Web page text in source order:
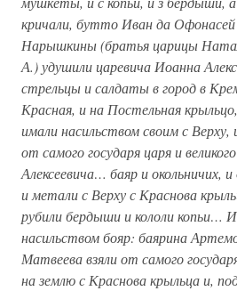
кричали, бутто Иван да
Нарышкины (братья царицы
А.) удушили царевича Иоанна
стрельцы и салдаты в город в
Красная, и на Постельная
имали насильством своим с Верху,
от самого государя царя и
Алексеевича… баяр и окольничих,
и метали с Верху с Краснова
рубили бердыши и кололи копьи…
насильством бояр: баярина
Матвеева взяли от самого
на землю с Краснова крыльца и,